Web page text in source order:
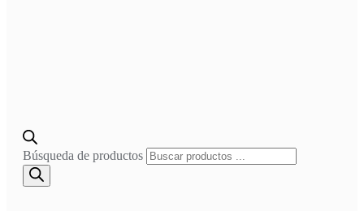
Búsqueda de productos